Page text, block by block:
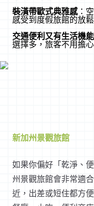
裝潢帶歐式典雅感：
感受到度假旅館的放鬆
交通便利又有生活機能
選擇多，旅客不用擔
新加州景觀旅館
如果你偏好「乾淨、
州景觀旅館會非常適
近，出差或短住都方